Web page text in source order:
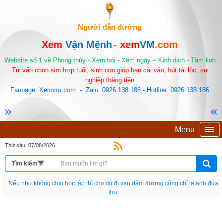
Người dẫn đường
Xem Vận Mệnh- xemVM.com
Website số 1 về Phong thủy - Xem bói - Xem ngày – Kinh dịch - Tâm linh
Tư vấn chọn sim hợp tuổi, sinh con giúp bạn cải vận, hút tài lộc, sự
nghiệp thăng tiến
Fanpage: Xemvm.com - Zalo: 0926.138.186 - Hotline: 0926.138.186
Menu
Thứ sáu, 07/08/2026
Nếu như không chịu học tập thì cho dù đi vạn dặm đường cũng chỉ là anh đưa
thư.